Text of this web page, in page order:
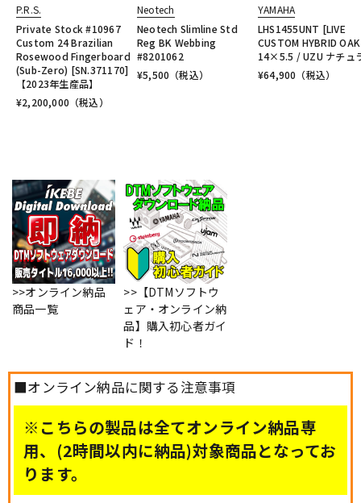
P.R.S.
Private Stock #10967
Custom 24 Brazilian
Rosewood Fingerboard
(Sub-Zero) [SN.371170]
【2023年生産品】
¥2,200,000 （税込）
Neotech
Neotech Slimline Std
Reg BK Webbing
#8201062
¥5,500 （税込）
YAMAHA
LHS1455UNT [LIVE
CUSTOM HYBRID OAK
14×5.5 / UZU ナチュ
¥64,900 （税込）
>>オンライン納品
商品一覧
>>【DTMソフトウ
ェア・オンライン納
品】購入初心者ガイ
ド！
■オンライン納品に関する注意事項
※こちらの製品は全てオンライン納品専
用、(2時間以内に納品)対象商品となってお
ります。